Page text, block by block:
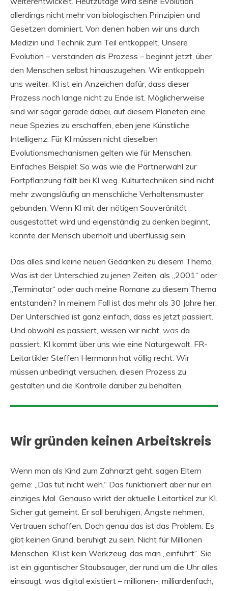
allerdings nicht mehr von biologischen Prinzipien und
Gesetzen dominiert. Von denen haben wir uns durch
Medizin und Technik zum Teil entkoppelt. Unsere
Evolution – verstanden als Prozess – beginnt jetzt, über
den Menschen selbst hinauszugehen. Wir entkoppeln
uns weiter. KI ist ein Anzeichen dafür, dass dieser
Prozess noch lange nicht zu Ende ist. Möglicherweise
sind wir sogar gerade dabei, auf diesem Planeten eine
neue Spezies zu erschaffen, eben jene Künstliche
Intelligenz. Für KI müssen nicht dieselben
Evolutionsmechanismen gelten wie für Menschen.
Einfaches Beispiel: So was wie die Partnerwahl zur
Fortpflanzung fällt bei KI weg. Kulturtechniken sind nicht
mehr zwangsläufig an menschliche Verhaltensmuster
gebunden. Wenn KI mit der nötigen Souveränität
ausgestattet wird und eigenständig zu denken beginnt,
könnte der Mensch überholt und überflüssig sein.
Das alles sind keine neuen Gedanken zu diesem Thema.
Was ist der Unterschied zu jenen Zeiten, als „2001“ oder
„Terminator“ oder auch meine Romane zu diesem Thema
entstanden? In meinem Fall ist das mehr als 30 Jahre her.
Der Unterschied ist ganz einfach, dass es jetzt passiert.
Und obwohl es passiert, wissen wir nicht, was da
passiert. KI kommt über uns wie eine Naturgewalt. FR-
Leitartikler Steffen Herrmann hat völlig recht: Wir
müssen unbedingt versuchen, diesen Prozess zu
gestalten und die Kontrolle darüber zu behalten.
Wir gründen keinen Arbeitskreis
Wenn man als Kind zum Zahnarzt geht, sagen Eltern
gerne: „Das tut nicht weh.“ Das funktioniert aber nur ein
einziges Mal. Genauso wirkt der aktuelle Leitartikel zur KI.
Sicher gut gemeint. Er soll beruhigen, Ängste nehmen,
Vertrauen schaffen. Doch genau das ist das Problem: Es
gibt keinen Grund, beruhigt zu sein. Nicht für Millionen
Menschen. KI ist kein Werkzeug, das man „einführt“. Sie
ist ein gigantischer Staubsauger, der rund um die Uhr alles
einsaugt, was digital existiert – millionen-, milliardenfach,